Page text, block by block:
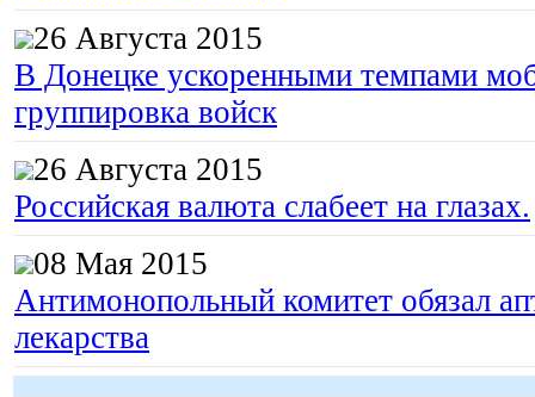
26 Августа 2015
В Донецке ускоренными темпами
группировка войск
26 Августа 2015
Российская валюта слабеет на глазах.
08 Мая 2015
Антимонопольный комитет обязал
лекарства